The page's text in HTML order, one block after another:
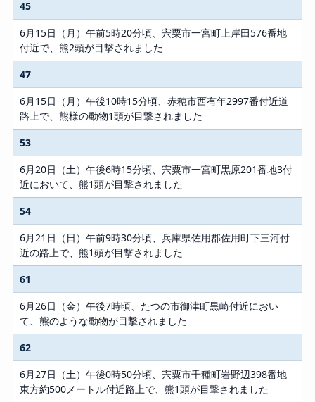
45
6月15日（月）午前5時20分頃、宍粟市一宮町上岸田576番地
付近で、熊2頭が目撃されました
47
6月15日（月）午後10時15分頃、赤穂市西有年2997番付近道
路上で、熊様の動物1頭が目撃されました
53
6月20日（土）午後6時15分頃、宍粟市一宮町黒原201番地3付
近において、熊1頭が目撃されました
54
6月21日（日）午前9時30分頃、兵庫県佐用郡佐用町下三河付
近の路上で、熊1頭が目撃されました
61
6月26日（金）午後7時頃、たつの市御津町黒崎付近におい
て、熊のような動物が目撃されました
62
6月27日（土）午後0時50分頃、宍粟市千種町岩野辺398番地
東方約500メートル付近路上で、熊1頭が目撃されました